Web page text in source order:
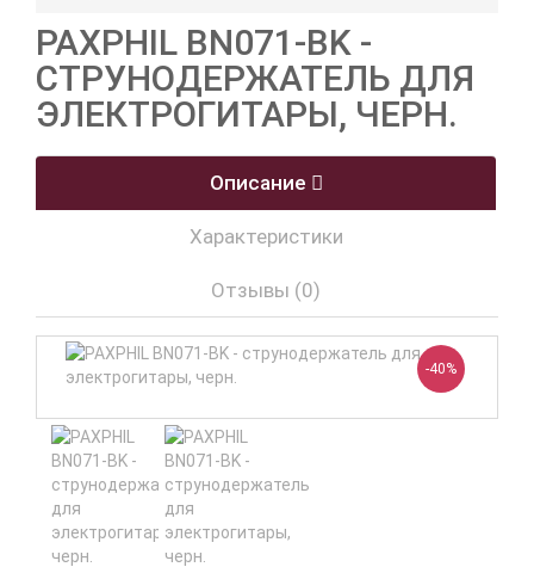
PAXPHIL BN071-BK -
СТРУНОДЕРЖАТЕЛЬ ДЛЯ
ЭЛЕКТРОГИТАРЫ, ЧЕРН.
Описание
Характеристики
Отзывы (0)
-40%